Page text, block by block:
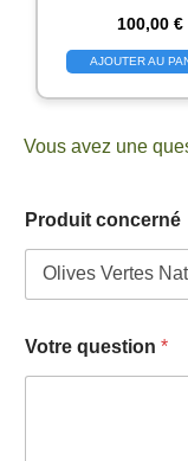
100,00 €
AJOUTER AU
Vous avez une
o
t
V
o
t
Produit concerné
Votre question *